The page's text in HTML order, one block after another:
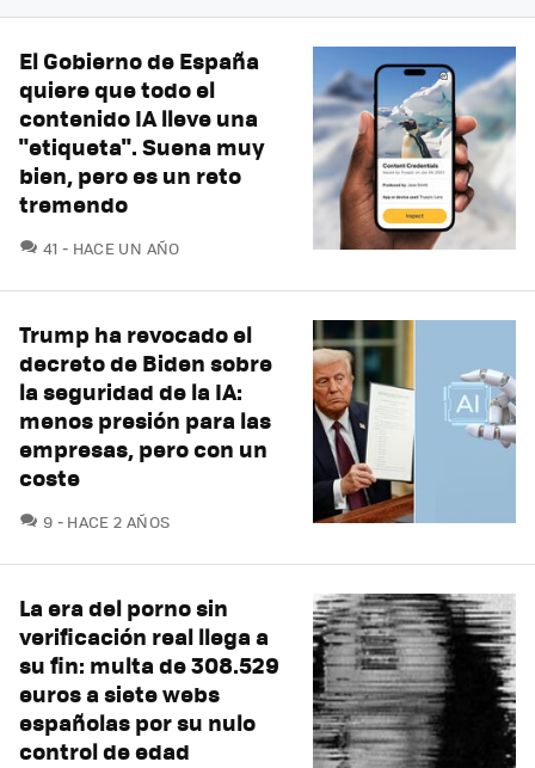
El Gobierno de España
quiere que todo el
contenido IA lleve una
"etiqueta". Suena muy
bien, pero es un reto
tremendo
41 COMENTARIOS
HACE UN AÑO
Trump ha revocado el
decreto de Biden sobre
la seguridad de la IA:
menos presión para las
empresas, pero con un
coste
9 COMENTARIOS
HACE 2 AÑOS
La era del porno sin
verificación real llega a
su fin: multa de 308.529
euros a siete webs
españolas por su nulo
control de edad